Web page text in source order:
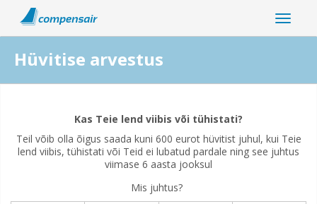
Hüvitise arvestus
pandeemiaga?
Jah Ei
Kas Teie lend viibis või tühistati?
Teil võib olla õigus saada kuni 600 eurot hüvitist juhul, kui Teie
lend viibis, tühistati või Teid ei lubatud pardale ning see juhtus
viimase 6 aasta jooksul
Mis juhtus?